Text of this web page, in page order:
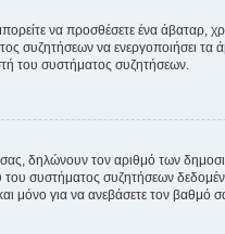
να προσθέσετε ένα
συζητήσεων να ενεργοποιήσει τα
του συστήματος συζητήσεων.
δηλώνουν τον αριθμό των
συστήματος συζητήσεων
μόνο για να ανεβάσετε τον βαθμό